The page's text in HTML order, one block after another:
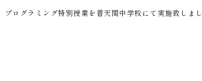
プログラミング特別授業を普天間中学校にて実施致しま